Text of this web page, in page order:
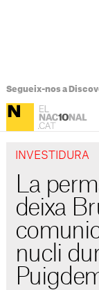
Segueix-nos a
INVESTIDURA
La
deixa
nucli